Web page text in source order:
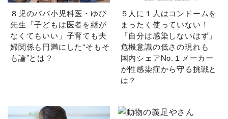
８児のパパ小児科医・ゆび
先生「子どもは医者を継が
なくてもいい」子育ても夫
婦関係も円満にした“そもそ
も論”とは？
５人に１人はコンドームを
まったく使っていない！
「自分は感染しないはず」
危機意識の低さの現れも
国内シェアNo.１メーカー
が性感染症から守る挑戦と
は？